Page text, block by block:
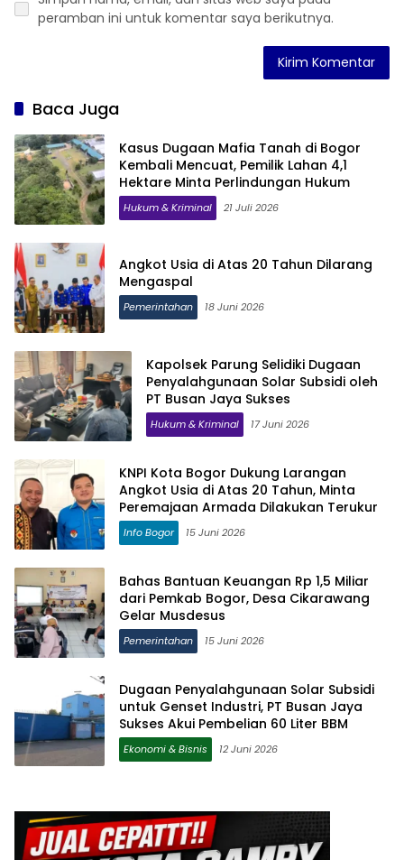
peramban ini untuk komentar saya berikutnya.
Baca Juga
Kasus Dugaan Mafia Tanah di Bogor
Kembali Mencuat, Pemilik Lahan 4,1
Hektare Minta Perlindungan Hukum
Hukum & Kriminal 21 Juli 2026
Angkot Usia di Atas 20 Tahun Dilarang
Mengaspal
Pemerintahan 18 Juni 2026
Kapolsek Parung Selidiki Dugaan
Penyalahgunaan Solar Subsidi oleh
PT Busan Jaya Sukses
Hukum & Kriminal 17 Juni 2026
KNPI Kota Bogor Dukung Larangan
Angkot Usia di Atas 20 Tahun, Minta
Peremajaan Armada Dilakukan Terukur
Info Bogor 15 Juni 2026
Bahas Bantuan Keuangan Rp 1,5 Miliar
dari Pemkab Bogor, Desa Cikarawang
Gelar Musdesus
Pemerintahan 15 Juni 2026
Dugaan Penyalahgunaan Solar Subsidi
untuk Genset Industri, PT Busan Jaya
Sukses Akui Pembelian 60 Liter BBM
Ekonomi & Bisnis 12 Juni 2026